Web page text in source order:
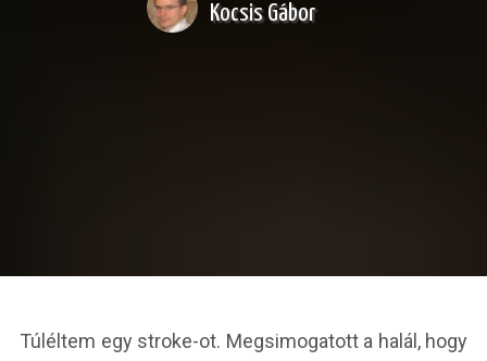
Kocsis Gábor
Túléltem egy stroke-ot. Megsimogatott a halál, hogy